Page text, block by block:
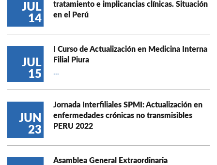
JUL
14
tratamiento e implicancias clínicas. Situación
en el Perú
JUL
15
I Curso de Actualización en Medicina Interna
Filial Piura
...
JUN
23
Jornada Interfiliales SPMI: Actualización en
enfermedades crónicas no transmisibles
PERU 2022
Asamblea General Extraordinaria